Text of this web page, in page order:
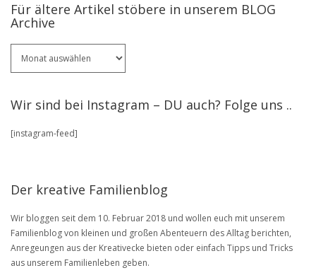
Für ältere Artikel stöbere in unserem BLOG
Archive
ältere
in
BLOG
Wir sind bei Instagram – DU auch? Folge uns ..
[instagram-feed]
Der kreative Familienblog
Wir bloggen seit dem 10. Februar 2018 und wollen euch mit unserem
Familienblog von kleinen und großen Abenteuern des Alltag berichten,
Anregeungen aus der Kreativecke bieten oder einfach Tipps und Tricks
aus unserem Familienleben geben.